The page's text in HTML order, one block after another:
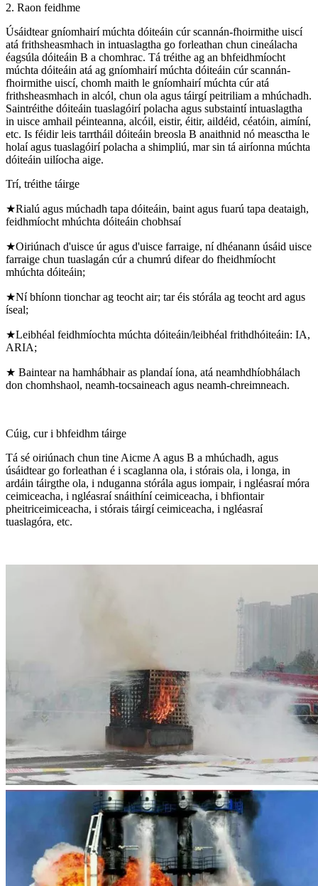
2. Raon feidhme
Úsáidtear gníomhairí múchta dóiteáin cúr scannán-fhoirmithe uiscí
atá frithsheasmhach in intuaslagtha go forleathan chun cineálacha
éagsúla dóiteáin B a chomhrac. Tá tréithe ag an bhfeidhmíocht
múchta dóiteáin atá ag gníomhairí múchta dóiteáin cúr scannán-
fhoirmithe uiscí, chomh maith le gníomhairí múchta cúr atá
frithsheasmhach in alcól, chun ola agus táirgí peitriliam a mhúchadh.
Saintréithe dóiteáin tuaslagóirí polacha agus substaintí intuaslagtha
in uisce amhail péinteanna, alcóil, eistir, éitir, aildéid, céatóin, aimíní,
etc. Is féidir leis tarrtháil dóiteáin breosla B anaithnid nó measctha le
holaí agus tuaslagóirí polacha a shimpliú, mar sin tá airíonna múchta
dóiteáin uilíocha aige.
Trí, tréithe táirge
★Rialú agus múchadh tapa dóiteáin, baint agus fuarú tapa deataigh,
feidhmíocht mhúchta dóiteáin chobhsaí
★Oiriúnach d'uisce úr agus d'uisce farraige, ní dhéanann úsáid uisce
farraige chun tuaslagán cúr a chumrú difear do fheidhmíocht
mhúchta dóiteáin;
★Ní bhíonn tionchar ag teocht air; tar éis stórála ag teocht ard agus
íseal;
★Leibhéal feidhmíochta múchta dóiteáin/leibhéal frithdhóiteáin: IA,
ARIA;
★ Baintear na hamhábhair as plandaí íona, atá neamhdhíobhálach
don chomhshaol, neamh-tocsaineach agus neamh-chreimneach.
Cúig, cur i bhfeidhm táirge
Tá sé oiriúnach chun tine Aicme A agus B a mhúchadh, agus
úsáidtear go forleathan é i scaglanna ola, i stórais ola, i longa, in
ardáin táirgthe ola, i nduganna stórála agus iompair, i ngléasraí móra
ceimiceacha, i ngléasraí snáithíní ceimiceacha, i bhfiontair
pheitriceimiceacha, i stórais táirgí ceimiceacha, i ngléasraí
tuaslagóra, etc.